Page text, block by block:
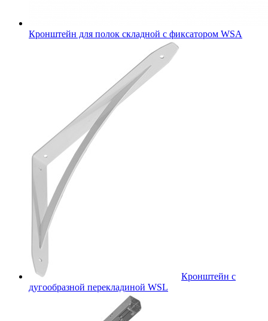
Кронштейн для полок складной с фиксатором WSА
Кронштейн с
дугообразной перекладиной WSL